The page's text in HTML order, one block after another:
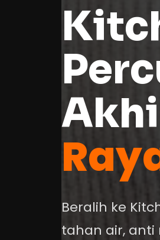
Beralih ke
tahan air,